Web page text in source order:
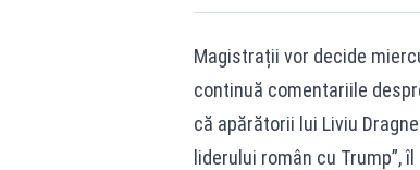
Magistrații vor decide
continuă comentariile
că apărătorii lui Liviu
liderului român cu Trump”,